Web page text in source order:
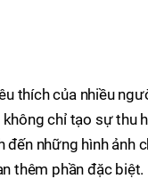
thích của nhiều
chỉ tạo sự thu
những hình ảnh
thêm phần đặc biệt.